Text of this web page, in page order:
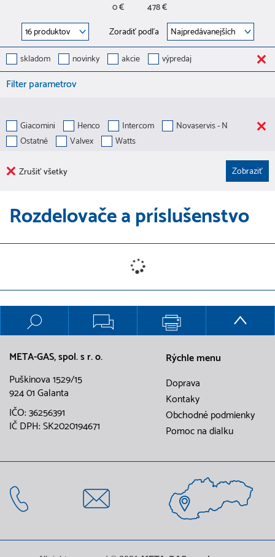
0 €
478 €
Zoradiť podľa
skladom
novinky akcie výpredaj
Filter parametrov
Giacomini Henco Intercom
Novaservis - N
Ostatné
Valvex Watts
Zrušiť všetky
Rozdelovače a príslušenstvo
META-GAS, spol. s r. o.
Puškinova 1529/15
924 01 Galanta
IČO: 36256391
IČ DPH: SK2020194671
Rýchle menu
Doprava
Kontaky
Obchodné podmienky
Pomoc na dialku